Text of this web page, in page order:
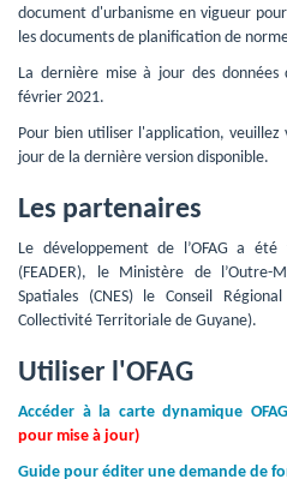
document d'urbanisme en vigueur
les documents de planification de
La dernière mise à jour des
février 2021.
Pour bien utiliser l'application,
jour de la dernière version disponible.
Les partenaires
Le développement de l’OFAG a
(FEADER), le Ministère de l’Outre-
Spatiales (CNES) le Conseil
Collectivité Territoriale de Guyane).
Utiliser l'OFAG
Accéder à la carte dynamique OFAG
pour mise à jour)
Guide pour éditer une demande de